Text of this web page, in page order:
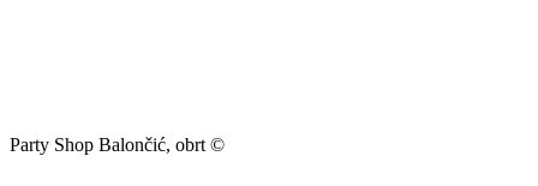
Party Shop Balončić, obrt ©